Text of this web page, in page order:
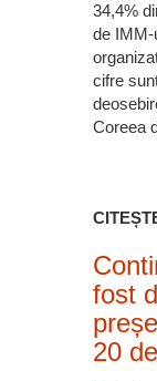
34,4%
de IMM-
cifre
Coreea
fost
20